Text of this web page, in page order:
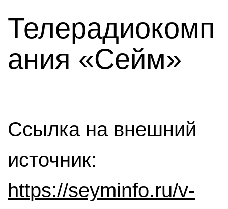
Телерадиокомп
ания «Сейм»
Ссылка на внешний
источник:
https://seyminfo.ru/v-